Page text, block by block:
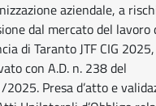
aziendale, a
dal mercato del lavoro
di Taranto JTF CIG 2025,
con A.D. n. 238 del
Presa d’atto e